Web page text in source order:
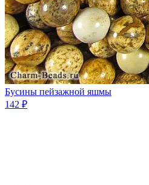
Бусины пейзажной яшмы
142 ₽